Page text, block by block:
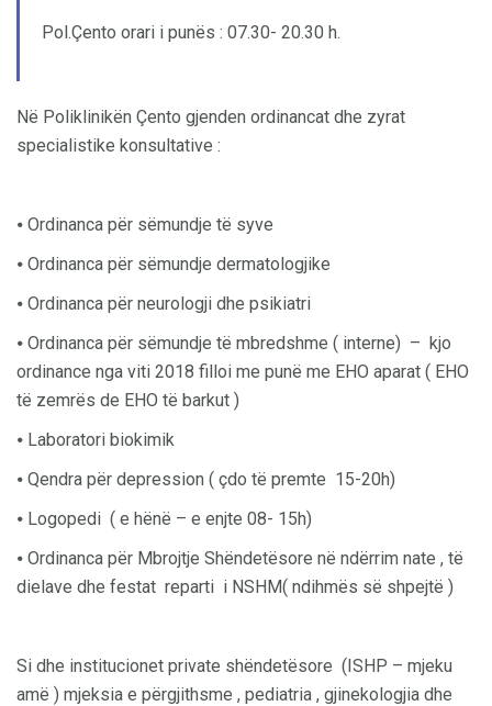
Pol.Çento orari i punës : 07.30- 20.30 h.
Në Poliklinikën Çento gjenden ordinancat dhe zyrat
specialistike konsultative :
⦁ Ordinanca për sëmundje të syve
⦁ Ordinanca për sëmundje dermatologjike
⦁ Оrdinanca për neurologji dhe psikiatri
⦁ Ordinanca për sëmundje të mbredshme ( interne) – kjo
ordinance nga viti 2018 filloi me punë me EHO aparat ( EHO
të zemrës de EHO të barkut )
⦁ Laboratori biokimik
⦁ Qendra për depression ( çdo të premte 15-20h)
⦁ Logopedi ( e hënë – e enjte 08- 15h)
⦁ Ordinanca për Mbrojtje Shëndetësore në ndërrim nate , të
dielave dhe festat reparti i NSHM( ndihmës së shpejtë )
Si dhe institucionet private shëndetësore (ISHP – mjeku
amë ) mjeksia e përgjithsme , pediatria , gjinekologjia dhe